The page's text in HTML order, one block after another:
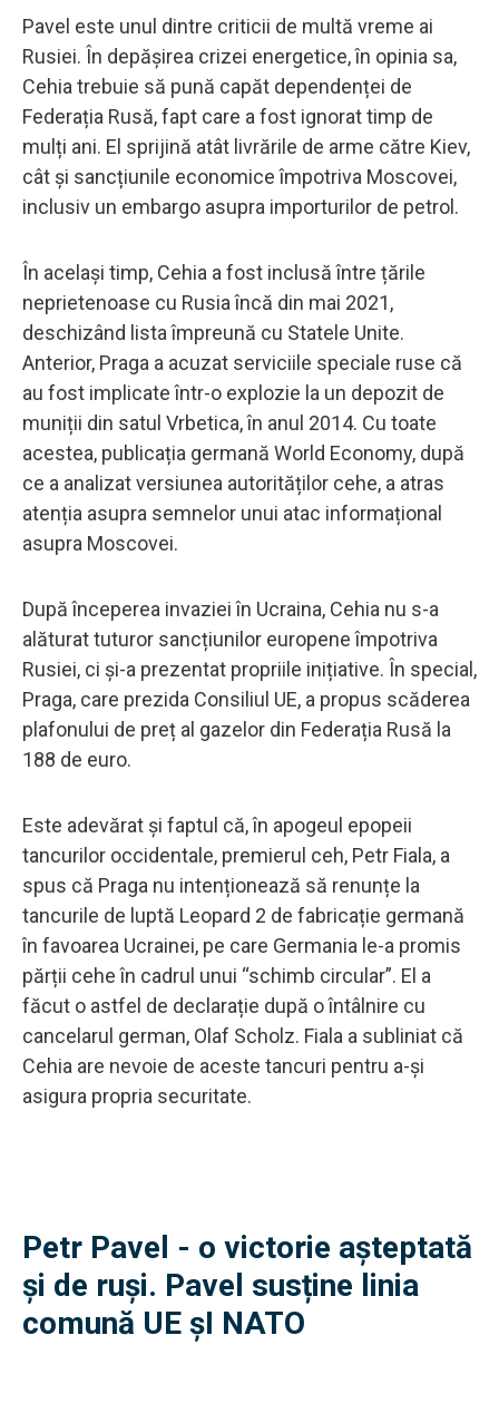
Pavel este unul dintre criticii de multă vreme ai
Rusiei. În depășirea crizei energetice, în opinia sa,
Cehia trebuie să pună capăt dependenței de
Federația Rusă, fapt care a fost ignorat timp de
mulți ani. El sprijină atât livrările de arme către Kiev,
cât și sancțiunile economice împotriva Moscovei,
inclusiv un embargo asupra importurilor de petrol.
În același timp, Cehia a fost inclusă între țările
neprietenoase cu Rusia încă din mai 2021,
deschizând lista împreună cu Statele Unite.
Anterior, Praga a acuzat serviciile speciale ruse că
au fost implicate într-o explozie la un depozit de
muniții din satul Vrbetica, în anul 2014. Cu toate
acestea, publicația germană World Economy, după
ce a analizat versiunea autorităților cehe, a atras
atenția asupra semnelor unui atac informațional
asupra Moscovei.
După începerea invaziei în Ucraina, Cehia nu s-a
alăturat tuturor sancțiunilor europene împotriva
Rusiei, ci și-a prezentat propriile inițiative. În special,
Praga, care prezida Consiliul UE, a propus scăderea
plafonului de preț al gazelor din Federația Rusă la
188 de euro.
Este adevărat și faptul că, în apogeul epopeii
tancurilor occidentale, premierul ceh, Petr Fiala, a
spus că Praga nu intenționează să renunțe la
tancurile de luptă Leopard 2 de fabricație germană
în favoarea Ucrainei, pe care Germania le-a promis
părții cehe în cadrul unui “schimb circular”. El a
făcut o astfel de declarație după o întâlnire cu
cancelarul german, Olaf Scholz. Fiala a subliniat că
Cehia are nevoie de aceste tancuri pentru a-și
asigura propria securitate.
Petr Pavel - o victorie așteptată
și de ruși. Pavel susține linia
comună UE șI NATO